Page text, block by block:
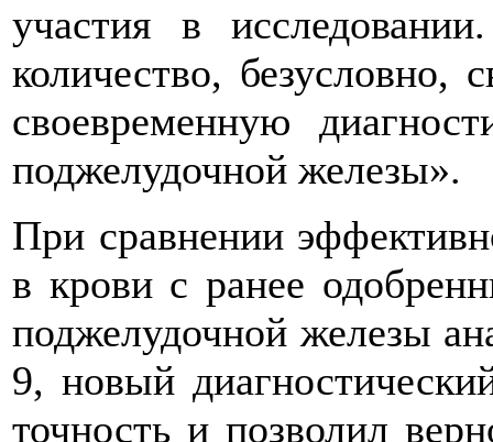
участия в
количество,
своевременную
поджелудочной железы».
При сравнении
в крови с ранее
поджелудочной железы
9, новый
точность и позволил